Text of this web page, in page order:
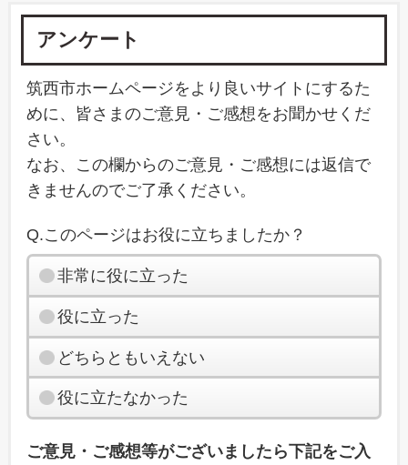
アンケート
筑西市ホームページをより良いサイトにするた
めに、皆さまのご意見・ご感想をお聞かせくだ
さい。
なお、この欄からのご意見・ご感想には返信で
きませんのでご了承ください。
Q.このページはお役に立ちましたか？
非常に役に立った
役に立った
どちらともいえない
役に立たなかった
ご意見・ご感想等がございましたら下記をご入